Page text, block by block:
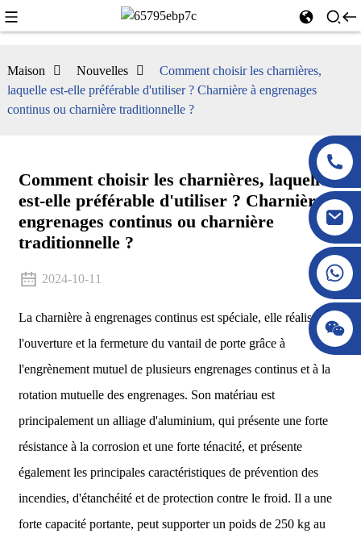
Maison Nouvelles
Comment choisir les charnières,
laquelle est-elle préférable d'utiliser ? Charnière à engrenages
continus ou charnière traditionnelle ?
Comment choisir les charnières, laquelle
est-elle préférable d'utiliser ? Charnière à
engrenages continus ou charnière
traditionnelle ?
2024-10-11
La charnière à engrenages continus est spéciale, elle réalise
l'ouverture et la fermeture du vantail de porte grâce à
l'engrènement mutuel de plusieurs engrenages continus et à la
rotation mutuelle des engrenages. Son matériau est
principalement un alliage d'aluminium, qui présente une forte
résistance à la corrosion et une forte ténacité, et présente
également les principales caractéristiques de prévention des
incendies, d'étanchéité et de protection contre le froid. Il a une
forte capacité portante, peut supporter un poids de 250 kg au